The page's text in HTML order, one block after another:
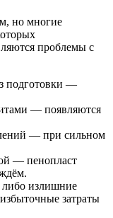
но многие
проблемы с
подготовки —
— появляются
— при сильном
— пенопласт
излишние
затраты